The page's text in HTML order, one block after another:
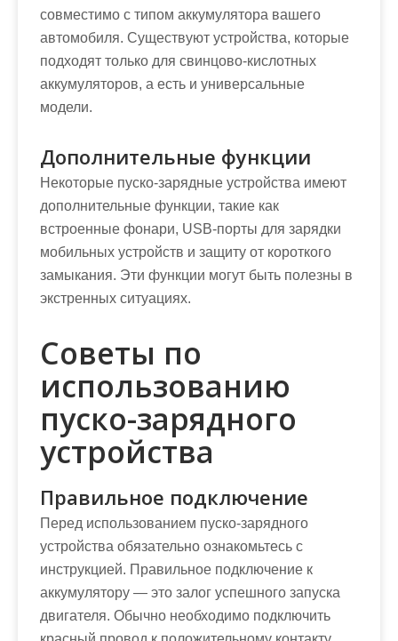
совместимо с типом аккумулятора вашего
автомобиля. Существуют устройства, которые
подходят только для свинцово-кислотных
аккумуляторов, а есть и универсальные
модели.
Дополнительные функции
Некоторые пуско-зарядные устройства имеют
дополнительные функции, такие как
встроенные фонари, USB-порты для зарядки
мобильных устройств и защиту от короткого
замыкания. Эти функции могут быть полезны в
экстренных ситуациях.
Советы по
использованию
пуско-зарядного
устройства
Правильное подключение
Перед использованием пуско-зарядного
устройства обязательно ознакомьтесь с
инструкцией. Правильное подключение к
аккумулятору — это залог успешного запуска
двигателя. Обычно необходимо подключить